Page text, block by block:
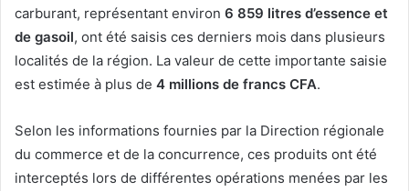
carburant, représentant environ 6 859 litres d’essence et
de gasoil, ont été saisis ces derniers mois dans plusieurs
localités de la région. La valeur de cette importante saisie
est estimée à plus de 4 millions de francs CFA.
Selon les informations fournies par la Direction régionale
du commerce et de la concurrence, ces produits ont été
interceptés lors de différentes opérations menées par les